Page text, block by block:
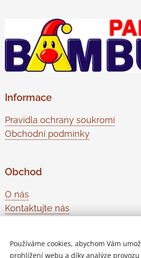
Informace
Pravidla ochrany soukromí
Obchodní podmínky
Obchod
O nás
Kontaktujte nás
Používáme cookies, abychom Vám
prohlížení webu a díky analýze